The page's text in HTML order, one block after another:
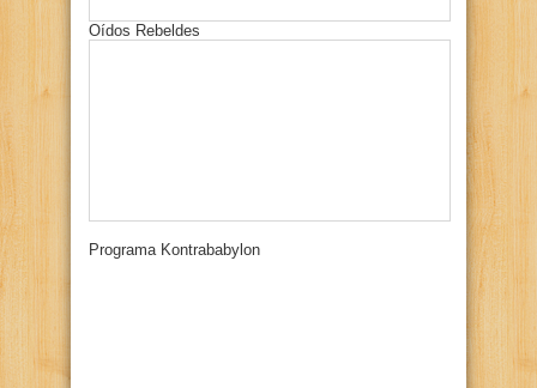
Oídos Rebeldes
Programa Kontrababylon